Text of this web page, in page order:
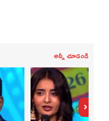
అన్నీ చూడండి